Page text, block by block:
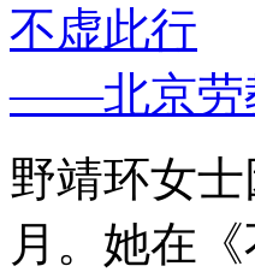
不虚此行
——北京劳
野靖环女
月。她在